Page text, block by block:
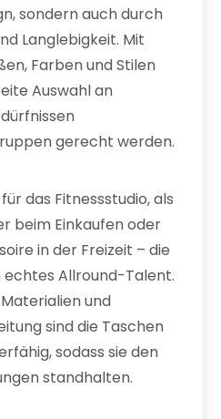
sondern auch durch
Langlebigkeit. Mit
Farben und Stilen
Auswahl an
gerecht werden.
das Fitnessstudio, als
beim Einkaufen oder
in der Freizeit – die
echtes Allround-Talent.
und
sind die Taschen
sodass sie den
standhalten.